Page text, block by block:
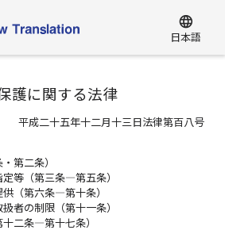
language
日本語
護に関する法律
平成二十五年十二月十三日法律第百八号
第二条）
等（第三条―第五条）
（第六条―第十条）
者の制限（第十一条）
二条―第十七条）